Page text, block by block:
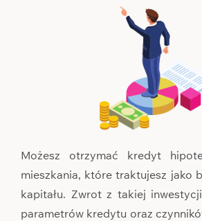
Możesz otrzymać kredyt
mieszkania, które traktujesz jako
kapitału. Zwrot z takiej
parametrów kredytu oraz